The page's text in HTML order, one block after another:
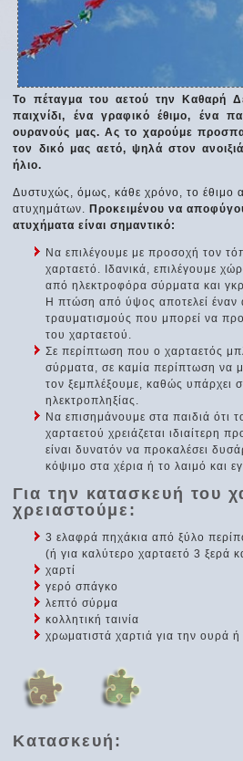
Το πέταγμα του αετού την Καθαρή
παιχνίδι, ένα γραφικό έθιμο, ένα
ουρανούς μας. Ας το χαρούμε
τον δικό μας αετό, ψηλά στον
ήλιο.
Δυστυχώς, όμως, κάθε χρόνο, το έθιμο
ατυχημάτων. Προκειμένου να
ατυχήματα είναι σημαντικό:
Να επιλέγουμε με προσοχή τον
χαρταετό. Ιδανικά, επιλέγουμε
από ηλεκτροφόρα σύρματα και
Η πτώση από ύψος αποτελεί έναν
τραυματισμούς που μπορεί να
του χαρταετού.
Σε περίπτωση που ο χαρταετός
σύρματα, σε καμία περίπτωση να
τον ξεμπλέξουμε, καθώς υπάρχει
ηλεκτροπληξίας.
Να επισημάνουμε στα παιδιά ότι
χαρταετού χρειάζεται ιδιαίτερη
είναι δυνατόν να προκαλέσει
κόψιμο στα χέρια ή το λαιμό και
Για την κατασκευή του
χρειαστούμε:
3 ελαφρά πηχάκια από ξύλο
(ή για καλύτερο χαρταετό 3 ξερά
χαρτί
γερό σπάγκο
λεπτό σύρμα
κολλητική ταινία
χρωματιστά χαρτιά για την ουρά ή
Κατασκευή: